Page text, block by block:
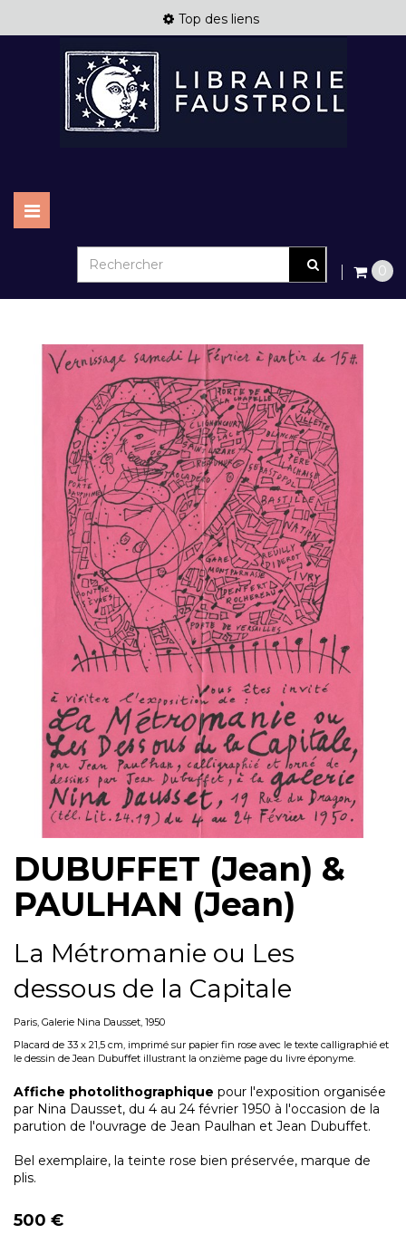
Top des liens
Basculer
la
navigation
0
DUBUFFET (Jean) &
PAULHAN (Jean)
La Métromanie ou Les
dessous de la Capitale
Paris, Galerie Nina Dausset, 1950
Placard de 33 x 21,5 cm, imprimé sur papier fin rose avec le texte calligraphié et
le dessin de Jean Dubuffet illustrant la onzième page du livre éponyme.
Affiche photolithographique pour l'exposition organisée
par Nina Dausset, du 4 au 24 février 1950 à l'occasion de la
parution de l'ouvrage de Jean Paulhan et Jean Dubuffet.
Bel exemplaire, la teinte rose bien préservée, marque de
plis.
500 €